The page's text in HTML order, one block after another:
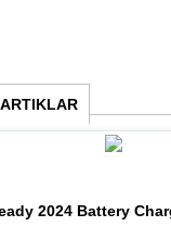
2024 Battery